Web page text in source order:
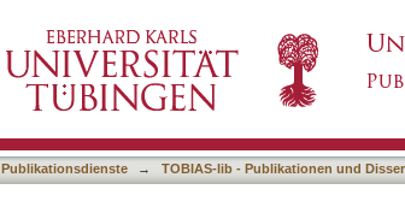
Extremsport-Begriffs aus den
Extremsportler sowie der
Publikationsdienste → TOBIAS-lib - Publikationen und